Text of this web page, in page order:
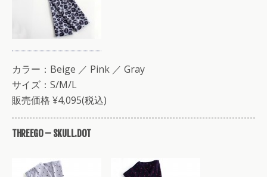
カラー：Beige ／ Pink ／ Gray
サイズ：S/M/L
販売価格 ¥4,095(税込)
THREEGO – SKULL.DOT